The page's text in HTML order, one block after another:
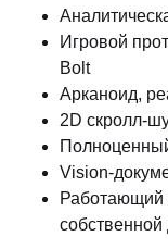
Игровой
Bolt
Арканоид,
2D скролл-
Vision-
Работающий
собственной